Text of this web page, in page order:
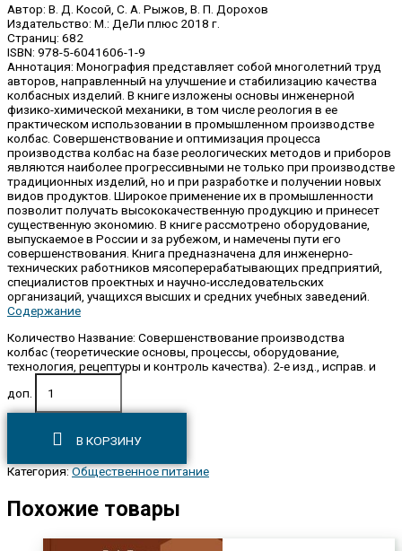
Автор: В. Д. Косой, С. А. Рыжов, В. П. Дорохов
Издательство: М.: ДеЛи плюс 2018 г.
Страниц: 682
ISBN: 978-5-6041606-1-9
Аннотация: Монография представляет собой многолетний труд
авторов, направленный на улучшение и стабилизацию качества
колбасных изделий. В книге изложены основы инженерной
физико-химической механики, в том числе реология в ее
практическом использовании в промышленном производстве
колбас. Совершенствование и оптимизация процесса
производства колбас на базе реологических методов и приборов
являются наиболее прогрессивными не только при производстве
традиционных изделий, но и при разработке и получении новых
видов продуктов. Широкое применение их в промышленности
позволит получать высококачественную продукцию и принесет
существенную экономию. В книге рассмотрено оборудование,
выпускаемое в России и за рубежом, и намечены пути его
совершенствования. Книга предназначена для инженерно-
технических работников мясоперерабатывающих предприятий,
специалистов проектных и научно-исследовательских
организаций, учащихся высших и средних учебных заведений.
Содержание
Количество Название: Совершенствование производства
колбас (теоретические основы, процессы, оборудование,
технология, рецептуры и контроль качества). 2-е изд., исправ. и
доп.
В КОРЗИНУ
Категория:Общественное питание
Похожие товары